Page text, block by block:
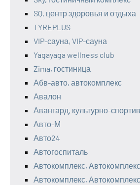
SQ, центр здоровья и отдыха
TYREPLUS
VIP-сауна, VIP-сауна
Yagayaga wellness club
Zima, гостиница
Абв-авто, автокомплекс
Авалон
Авангард, культурно-
Авто-М
Авто24
Автогоспиталь
Автокомплекс, Автокомплекс
Автокомплекс, Автокомплекс